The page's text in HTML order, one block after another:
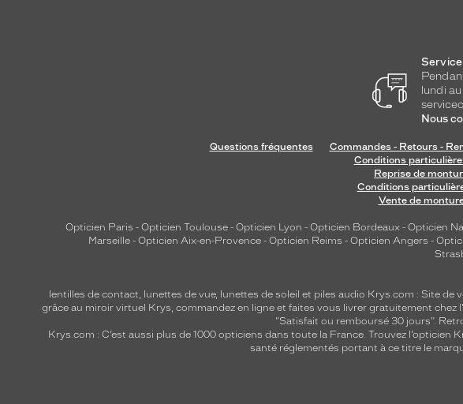
lundi
Nous
Questions fréquentes Commandes - Retours -
Conditions
Reprise de
Conditions
Vente de
Opticien Paris - Opticien Toulouse - Opticien Lyon - Opticien Bordeaux - Opticien
Marseille - Opticien Aix-en-Provence - Opticien Reims - Opticien Angers -
lentilles de contact, lunettes de vue, lunettes de soleil et piles audio Krys.com : Site de
grâce au miroir virtuel Krys, commandez en ligne et faites vous livrer gratuitement
"Satisfait ou remboursé 30 jours".
Krys.com : C’est aussi plus de 1000 opticiens dans toute la France. Trouvez l’opticien
santé réglementés portant à ce titre le